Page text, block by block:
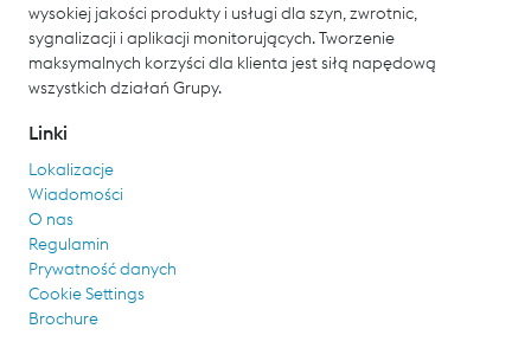
wysokiej jakości produkty i usługi dla szyn, zwrotnic,
sygnalizacji i aplikacji monitorujących. Tworzenie
maksymalnych korzyści dla klienta jest siłą napędową
wszystkich działań Grupy.
Linki
Lokalizacje
Wiadomości
O nas
Regulamin
Prywatność danych
Cookie Settings
Brochure